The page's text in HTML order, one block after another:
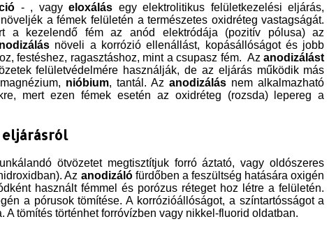
- , vagyeloxálás egy elektrolitikus felületkezelési eljárás,
a fémek felületén a természetes oxidréteg vastagságát.
a kezelendő fém az anód elektródája (pozitív pólusa) az
növeli a korrózió ellenállást, kopásállóságot és jobb
festéshez, ragasztáshoz, mint a csupasz fém. Azanodizálást
felületvédelmére használják, de az eljárás működik más
nióbium, tantál. Azanodizálás nem alkalmazható
mert ezen fémek esetén az oxidréteg (rozsda) lepereg a
eljárásról
ötvözetet megtisztítjuk forró áztató, vagy oldószeres
Az anodizáló fürdőben a feszültség hatására oxigén
használt fémmel és porózus réteget hoz létre a felületén.
a pórusok tömítése. A korrózióállóságot, a színtartósságot a
A tömítés történhet forróvízben vagy nikkel-fluorid oldatban.